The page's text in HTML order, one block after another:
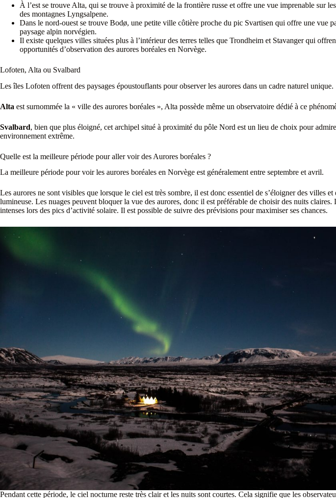
À l’est se trouve Alta, qui se trouve à proximité de la frontière russe et offre une vue imprenable sur
des montagnes Lyngsalpene.
Dans le nord-ouest se trouve Bodø, une petite ville côtière proche du pic Svartisen qui offre une vue
paysage alpin norvégien.
Il existe quelques villes situées plus à l’intérieur des terres telles que Trondheim et Stavanger qui
opportunités d’observation des aurores boréales en Norvège.
Lofoten, Alta ou Svalbard
Les îles Lofoten offrent des paysages époustouflants pour observer les aurores dans un cadre naturel unique.
Alta est surnommée la « ville des aurores boréales », Alta possède même un observatoire dédié à ce
Svalbard, bien que plus éloigné, cet archipel situé à proximité du pôle Nord est un lieu de choix pour
environnement extrême.
Quelle est la meilleure période pour aller voir des Aurores boréales ?
La meilleure période pour voir les aurores boréales en Norvège est généralement entre septembre et avril.
Les aurores ne sont visibles que lorsque le ciel est très sombre, il est donc essentiel de s’éloigner des villes
lumineuse. Les nuages peuvent bloquer la vue des aurores, donc il est préférable de choisir des nuits claires.
intenses lors des pics d’activité solaire. Il est possible de suivre des prévisions pour maximiser ses chances.
Pendant cette période, le ciel nocturne reste très clair et les nuits sont courtes. Cela signifie que les